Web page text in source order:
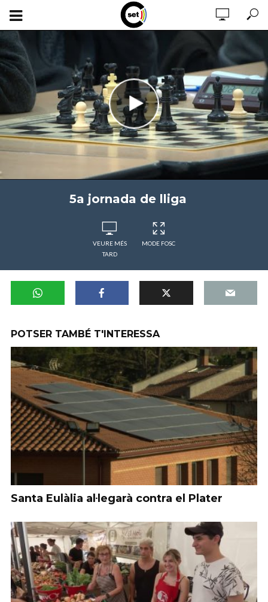
5a jornada de lliga
VEURE MÉS
TARD
MODE FOSC
POTSER TAMBÉ T'INTERESSA
Santa Eulàlia al·legarà contra el Plater